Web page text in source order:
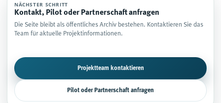
NÄCHSTER SCHRITT
Kontakt, Pilot oder Partnerschaft anfragen
Die Seite bleibt als öffentliches Archiv bestehen. Kontaktieren Sie das
Team für aktuelle Projektinformationen.
Projektteam kontaktieren
Pilot oder Partnerschaft anfragen